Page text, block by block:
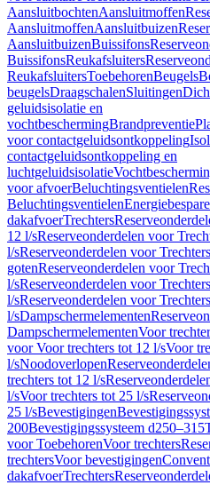
AansluitbochtenAansluitmoffen
AansluitmoffenAansluitbuizen
AansluitbuizenBuissifons
BuissifonsReukafsluiters
ReukafsluitersToebehorenBeugels
beugelsDraagschalenSluitingen
geluidsisolatie en
vochtbeschermingBrandpreventie
voor contactgeluidsontkoppeling
contactgeluidsontkoppeling en
luchtgeluidsisolatie
voor afvoerBeluchtingsventielen
Beluchtingsventielen
dakafvoerTrechters
12 l/sReserveonderdelen voor
l/sReserveonderdelen voor
gotenReserveonderdelen voor
l/sReserveonderdelen voor
l/sReserveonderdelen voor
l/sDampschermelementen
DampschermelementenVoor
voor Voor trechters tot 12 l/sVoor
l/sNoodoverlopen
trechters tot 12 l/s
l/sVoor trechters tot 25 l/s
25 l/sBevestigingen
200Bevestigingssysteem d250–315
voor ToebehorenVoor trechters
trechtersVoor bevestigingen
dakafvoerTrechters